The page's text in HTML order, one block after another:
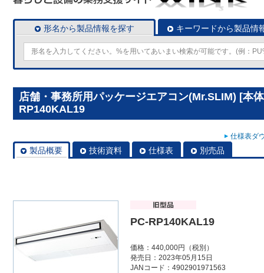
形名から製品情報を探す キーワードから製品情
店舗・事務所用パッケージエアコン(Mr.SLIM) [本
RP140KAL19
仕様表ダ
製品概要 技術資料 仕様表 別売品
PC-RP140KAL19
価格：440,000円（税別）
発売日：2023年05月15日
JANコード：4902901971563